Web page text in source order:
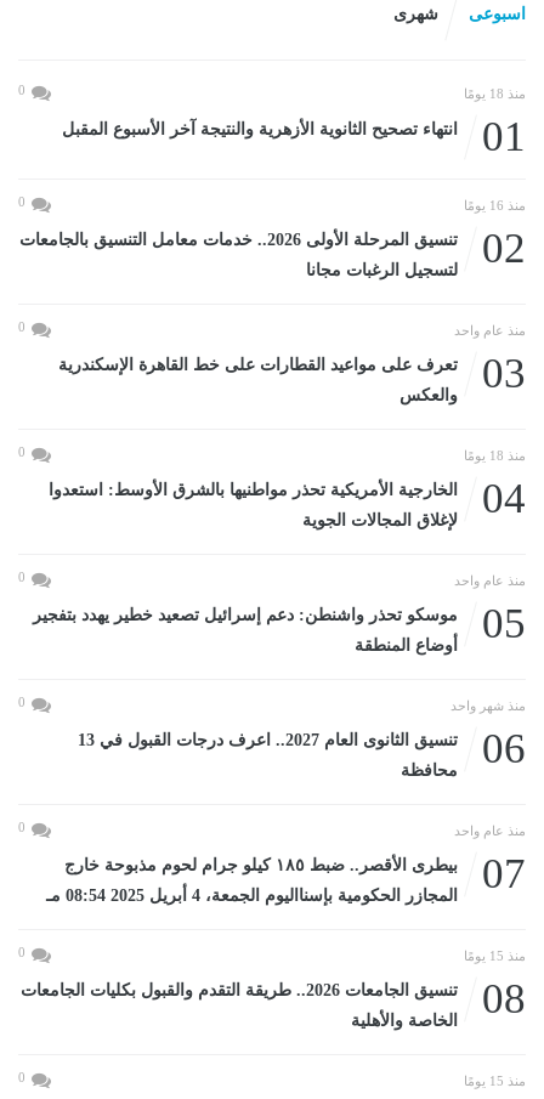
اسبوعى شهرى
منذ 18 يومًا 0
01 انتهاء تصحيح الثانوية الأزهرية والنتيجة آخر الأسبوع المقبل
منذ 16 يومًا 0
02
تنسيق المرحلة الأولى 2026.. خدمات معامل التنسيق بالجامعات
لتسجيل الرغبات مجانا
منذ عام واحد 0
03
تعرف على مواعيد القطارات على خط القاهرة الإسكندرية
والعكس
منذ 18 يومًا 0
04
الخارجية الأمريكية تحذر مواطنيها بالشرق الأوسط: استعدوا
لإغلاق المجالات الجوية
منذ عام واحد 0
05
موسكو تحذر واشنطن: دعم إسرائيل تصعيد خطير يهدد بتفجير
أوضاع المنطقة
منذ شهر واحد 0
06
تنسيق الثانوى العام 2027.. اعرف درجات القبول في 13
محافظة
منذ عام واحد 0
07
بيطرى الأقصر.. ضبط ١٨٥ كيلو جرام لحوم مذبوحة خارج
المجازر الحكومية بإسنااليوم الجمعة، 4 أبريل 2025 08:54 مـ
منذ 15 يومًا 0
08
تنسيق الجامعات 2026.. طريقة التقدم والقبول بكليات الجامعات
الخاصة والأهلية
منذ 15 يومًا 0